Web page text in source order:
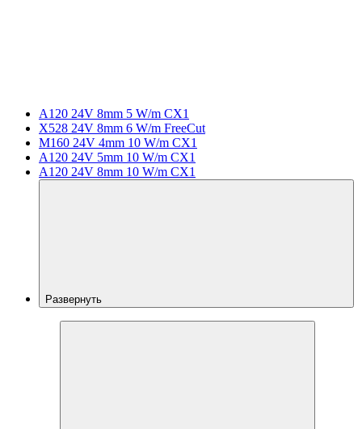
A120 24V 8mm 5 W/m CX1
X528 24V 8mm 6 W/m FreeCut
M160 24V 4mm 10 W/m CX1
A120 24V 5mm 10 W/m CX1
A120 24V 8mm 10 W/m CX1
Развернуть